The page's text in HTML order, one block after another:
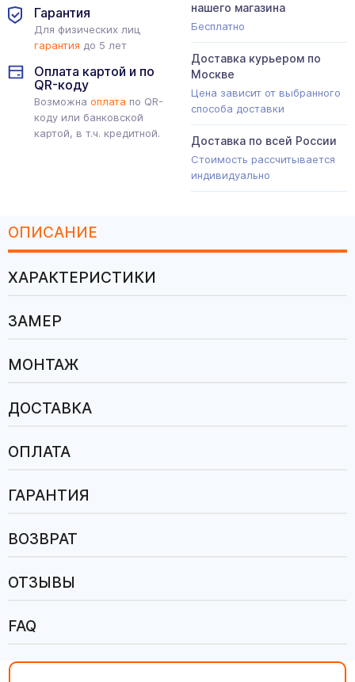
Гарантия
Для физических лиц
гарантия до 5 лет
Оплата картой и по
QR-коду
Возможна оплата по QR-
коду или банковской
картой, в т.ч. кредитной.
нашего магазина
Бесплатно
Доставка курьером по
Москве
Цена зависит от выбранного
способа доставки
Доставка по всей России
Стоимость рассчитывается
индивидуально
ОПИСАНИЕ
ХАРАКТЕРИСТИКИ
ЗАМЕР
МОНТАЖ
ДОСТАВКА
ОПЛАТА
ГАРАНТИЯ
ВОЗВРАТ
ОТЗЫВЫ
FAQ